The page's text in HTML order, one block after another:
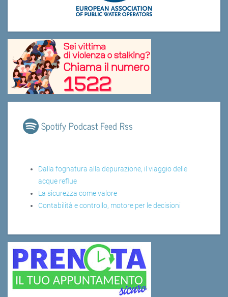
Spotify Podcast Feed Rss
Dalla fognatura alla depurazione, il viaggio delle
acque reflue
La sicurezza come valore
Contabilità e controllo, motore per le decisioni